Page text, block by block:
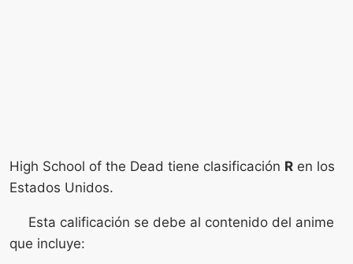
High School of the Dead tiene clasificación R en los
Estados Unidos.
Esta calificación se debe al contenido del anime
que incluye: